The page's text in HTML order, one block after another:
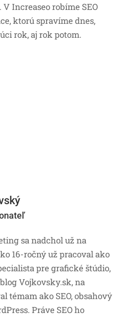
Increaseo robíme SEO
ktorú spravíme dnes,
rok, aj rok potom.
sa nadchol už na
16-ročný už pracoval ako
pre grafické štúdio,
Vojkovsky.sk, na
témam ako SEO, obsahový
Práve SEO ho